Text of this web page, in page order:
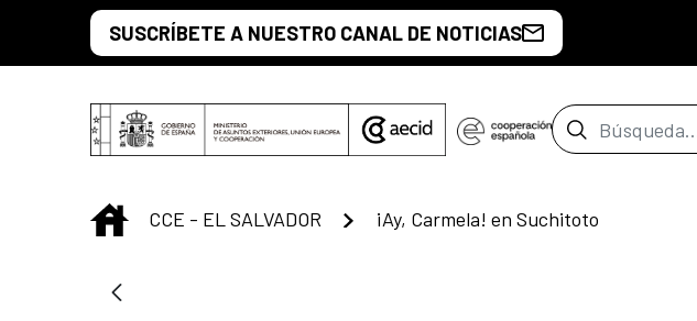
Saltar al contenido principal
SUSCRÍBETE A NUESTRO CANAL DE NOTICIAS
Barra de
INICIO
CCE - EL SALVADOR ¡Ay, Carmela! en Suchitoto